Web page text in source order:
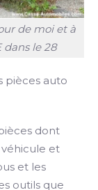
de moi et à
dans le 28
pièces auto
dont
véhicule et
et les
outils que